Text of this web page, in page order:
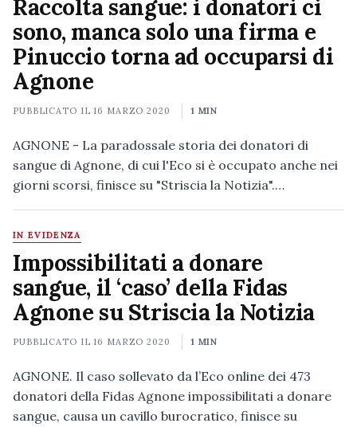
Raccolta sangue: i donatori ci
sono, manca solo una firma e
Pinuccio torna ad occuparsi di
Agnone
PUBBLICATO IL16 MARZO 2020 1 MIN
AGNONE - La paradossale storia dei donatori di
sangue di Agnone, di cui l'Eco si è occupato anche nei
giorni scorsi, finisce su "Striscia la Notizia".…
IN EVIDENZA
Impossibilitati a donare
sangue, il ‘caso’ della Fidas
Agnone su Striscia la Notizia
PUBBLICATO IL16 MARZO 2020 1 MIN
AGNONE. Il caso sollevato da l’Eco online dei 473
donatori della Fidas Agnone impossibilitati a donare
sangue, causa un cavillo burocratico, finisce su